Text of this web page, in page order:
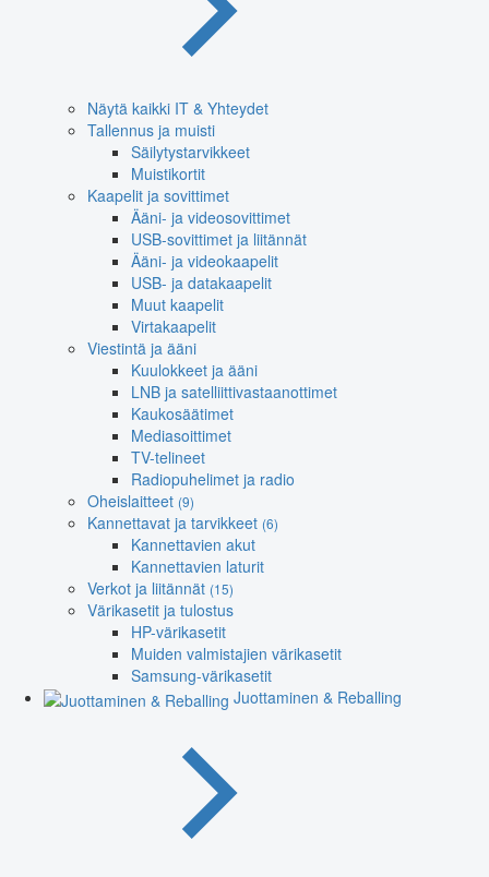
Näytä kaikki IT & Yhteydet
Tallennus ja muisti
Säilytystarvikkeet
Muistikortit
Kaapelit ja sovittimet
Ääni- ja videosovittimet
USB-sovittimet ja liitännät
Ääni- ja videokaapelit
USB- ja datakaapelit
Muut kaapelit
Virtakaapelit
Viestintä ja ääni
Kuulokkeet ja ääni
LNB ja satelliittivastaanottimet
Kaukosäätimet
Mediasoittimet
TV-telineet
Radiopuhelimet ja radio
Oheislaitteet (9)
Kannettavat ja tarvikkeet (6)
Kannettavien akut
Kannettavien laturit
Verkot ja liitännät (15)
Värikasetit ja tulostus
HP-värikasetit
Muiden valmistajien värikasetit
Samsung-värikasetit
Juottaminen & Reballing